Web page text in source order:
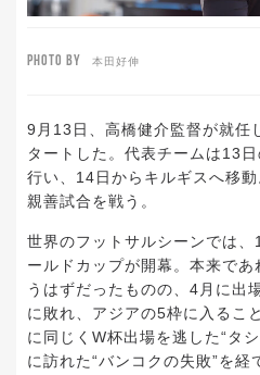
PHOTO BY 本田好伸
9月13日、高橋健介監督が就任
タートした。代表チームは13
行い、14日からキルギスへ移
親善試合を戦う。
世界のフットサルシーンでは
ールドカップが開幕。本来で
うはずだったものの、4月に出
に敗れ、アジアの5枠に入るこ
に同じくW杯出場を逃した“タ
に訪れた“バンコクの失敗”を